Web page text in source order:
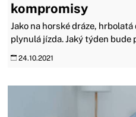
kompromisy
Jako na horské dráze,
plynulá jízda. Jaký týden bude
24.10.2021